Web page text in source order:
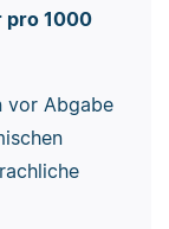
pro 1000
vor Abgabe